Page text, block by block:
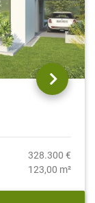
328.300 €
123,00 m²